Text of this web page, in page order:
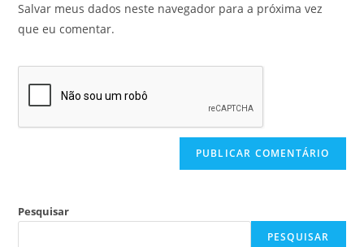
Salvar meus dados neste navegador para a próxima vez
que eu comentar.
Pesquisar
PESQUISAR